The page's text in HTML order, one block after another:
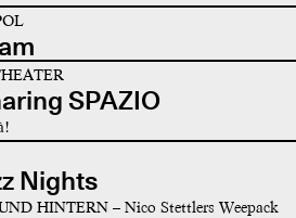
SPAZIO
Nights
HINTERN – Nico Stettlers Weepack